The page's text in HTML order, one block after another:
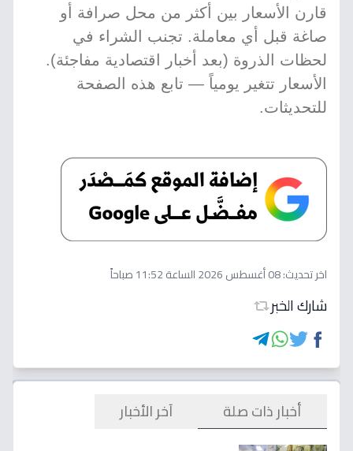
قارن الأسعار بين أكثر من محل صرافة أو
صاغة قبل أي معاملة. تجنب الشراء في
لحظات الذروة (بعد أخبار اقتصادية مفاجئة).
الأسعار تتغير يومياً — تابع هذه الصفحة
للتحديثات.
اخر تحديث:08 أغسطس 2026 الساعة 11:52 صباحاً
شارك الخبر
أخبار ذات صلة آخر الأخبار